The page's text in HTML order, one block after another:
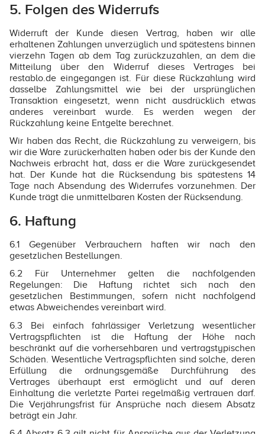
5. Folgen des Widerrufs
Widerruft der Kunde diesen Vertrag, haben wir alle
erhaltenen Zahlungen unverzüglich und spätestens binnen
vierzehn Tagen ab dem Tag zurückzuzahlen, an dem die
Mitteilung über den Widerruf dieses Vertrages bei
restablo.de eingegangen ist. Für diese Rückzahlung wird
dasselbe Zahlungsmittel wie bei der ursprünglichen
Transaktion eingesetzt, wenn nicht ausdrücklich etwas
anderes vereinbart wurde. Es werden wegen der
Rückzahlung keine Entgelte berechnet.
Wir haben das Recht, die Rückzahlung zu verweigern, bis
wir die Ware zurückerhalten haben oder bis der Kunde den
Nachweis erbracht hat, dass er die Ware zurückgesendet
hat. Der Kunde hat die Rücksendung bis spätestens 14
Tage nach Absendung des Widerrufes vorzunehmen. Der
Kunde trägt die unmittelbaren Kosten der Rücksendung.
6. Haftung
6.1 Gegenüber Verbrauchern haften wir nach den
gesetzlichen Bestellungen.
6.2 Für Unternehmer gelten die nachfolgenden
Regelungen: Die Haftung richtet sich nach den
gesetzlichen Bestimmungen, sofern nicht nachfolgend
etwas Abweichendes vereinbart wird.
6.3 Bei einfach fahrlässiger Verletzung wesentlicher
Vertragspflichten ist die Haftung der Höhe nach
beschränkt auf die vorhersehbaren und vertragstypischen
Schäden. Wesentliche Vertragspflichten sind solche, deren
Erfüllung die ordnungsgemäße Durchführung des
Vertrages überhaupt erst ermöglicht und auf deren
Einhaltung die verletzte Partei regelmäßig vertrauen darf.
Die Verjährungsfrist für Ansprüche nach diesem Absatz
beträgt ein Jahr.